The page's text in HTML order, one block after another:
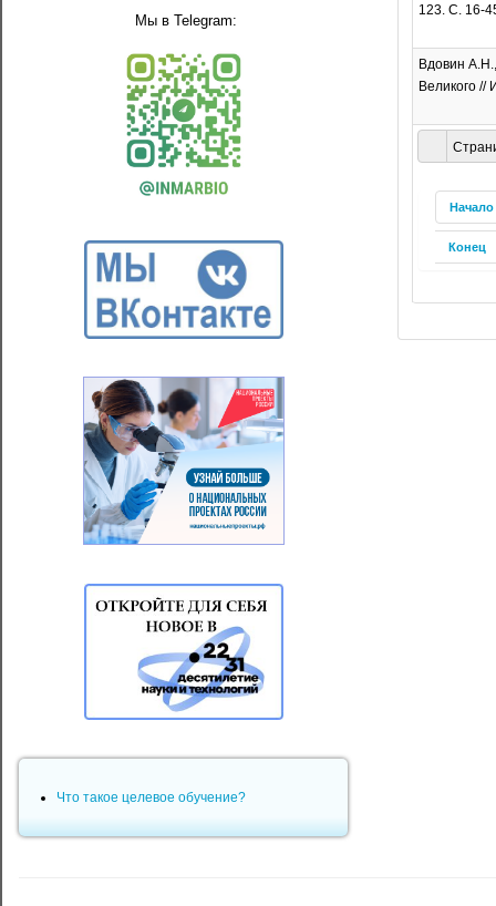
Начало
Конец
123. С. 16-
Вдовин
Великого
Мы в Telegram:
Что такое целевое обучение?